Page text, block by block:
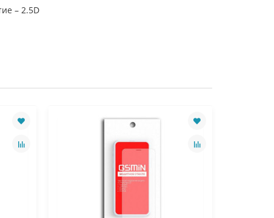
– 2.5D